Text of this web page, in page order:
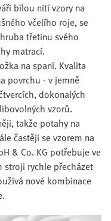
bílou nití vzory na
včelího roje, se
třetinu svého
matrací.
na spaní. Kvalita
povrchu - v jemně
dokonalých
vzorů.
takže potahy na
častěji se vzorem na
& Co. KG potřebuje ve
stroji rychle přecházet
nové kombinace